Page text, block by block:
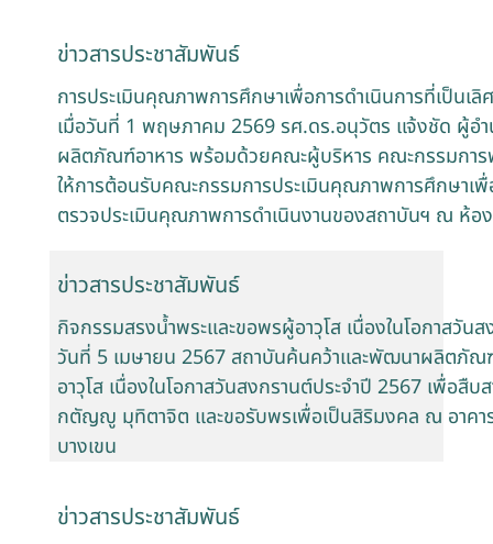
ข่าวสารประชาสัมพันธ์
การประเมินคุณภาพการศึกษาเพื่อการดำเนินการที่เป็นเลิ
เมื่อวันที่ 1 พฤษภาคม 2569 รศ.ดร.อนุวัตร แจ้งชัด ผู้อ
ผลิตภัณฑ์อาหาร พร้อมด้วยคณะผู้บริหาร คณะกรรมการ
ให้การต้อนรับคณะกรรมการประเมินคุณภาพการศึกษาเพื่อ
ตรวจประเมินคุณภาพการดำเนินงานของสถาบันฯ ณ ห้อ
ข่าวสารประชาสัมพันธ์
กิจกรรมสรงน้ำพระและขอพรผู้อาวุโส เนื่องในโอกาสวัน
วันที่ 5 เมษายน 2567 สถาบันค้นคว้าและพัฒนาผลิตภัณ
อาวุโส เนื่องในโอกาสวันสงกรานต์ประจำปี 2567 เพื่อ
กตัญญู มุทิตาจิต และขอรับพรเพื่อเป็นสิริมงคล ณ อาคา
บางเขน
ข่าวสารประชาสัมพันธ์